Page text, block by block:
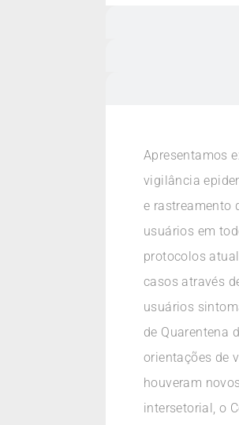
Apresentamos
vigilância
e rastreamento
usuários em
protocolos
casos através
usuários
de Quarentena
orientações de
houveram
intersetorial, o